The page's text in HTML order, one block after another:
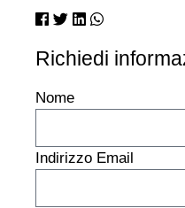
Richiedi
Nome
Indirizzo Email